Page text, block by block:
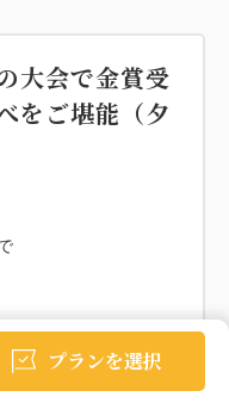
プランを選択
税・サービス料込
104,060
大会で金賞受
をご堪能（夕